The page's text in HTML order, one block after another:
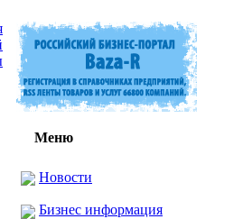
Меню
Новости
Бизнес информация